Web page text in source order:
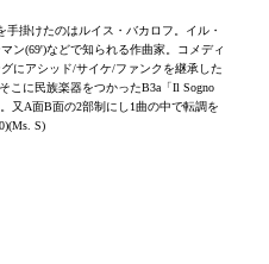
手掛けたのはルイス・バカロフ。イル・
ン(69')などで知られる作曲家。コメディ
にアシッド/サイケ/ファンクを継承した
こに民族楽器をつかったB3a「Il Sogno
又A面B面の2部制にし1曲の中で転調を
S)